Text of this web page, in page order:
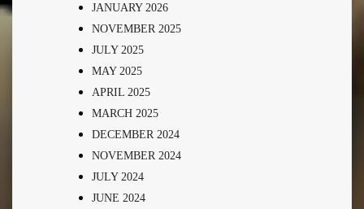
JANUARY 2026
NOVEMBER 2025
JULY 2025
MAY 2025
APRIL 2025
MARCH 2025
DECEMBER 2024
NOVEMBER 2024
JULY 2024
JUNE 2024